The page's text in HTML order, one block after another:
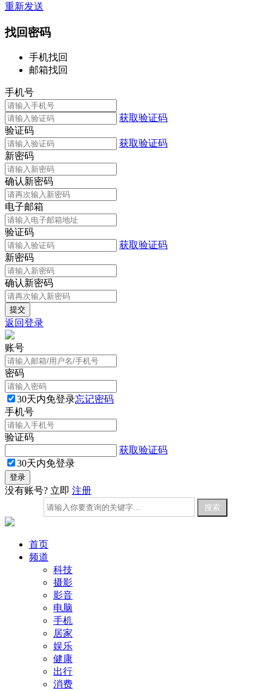
重新发送
找回密码
手机找回
邮箱找回
手机号
获取验证码
验证码
获取验证码
新密码
确认新密码
电子邮箱
验证码
获取验证码
新密码
确认新密码
返回登录
账号
密码
30天内免登录忘记密码
手机号
验证码
获取验证码
30天内免登录
没有账号? 立即 注册
首页
频道
科技
摄影
影音
电脑
手机
居家
娱乐
健康
出行
消费